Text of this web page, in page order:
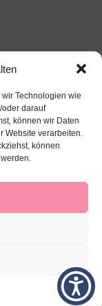
Technologien wie
darauf
können wir Daten
Website verarbeiten.
können